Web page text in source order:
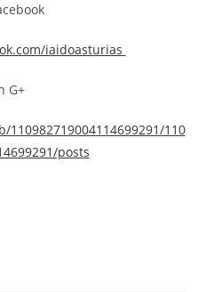
iaidoasturias
G+
110
posts